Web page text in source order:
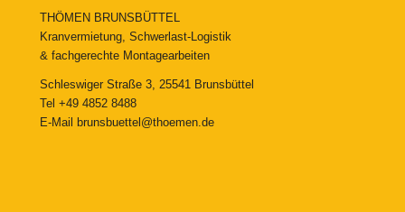
THÖMEN BRUNSBÜTTEL
Kranvermietung, Schwerlast-Logistik
& fachgerechte Montagearbeiten
Schleswiger Straße 3, 25541 Brunsbüttel
Tel +49 4852 8488
E-Mail
brunsbuettel@thoemen.de